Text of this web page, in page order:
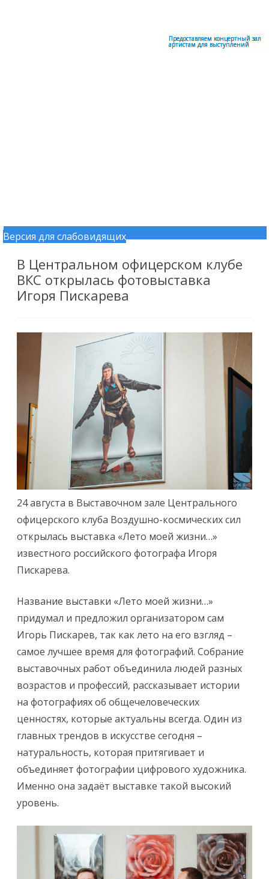
Версия для слабовидящих
Предоставляем концертный зал
артистам для выступлений
Перейти к содержимому
В Центральном офицерском клубе
ВКС открылась фотовыставка
Игоря Пискарева
24 августа в Выставочном зале Центрального
офицерского клуба Воздушно-космических сил
открылась выставка «Лето моей жизни…»
известного российского фотографа Игоря
Пискарева.
Название выставки «Лето моей жизни…»
придумал и предложил организатором сам
Игорь Пискарев, так как лето на его взгляд –
самое лучшее время для фотографий. Собрание
выставочных работ объединила людей разных
возрастов и профессий, рассказывает истории
на фотографиях об общечеловеческих
ценностях, которые актуальны всегда. Один из
главных трендов в искусстве сегодня –
натуральность, которая притягивает и
объединяет фотографии цифрового художника.
Именно она задаёт выставке такой высокий
уровень.